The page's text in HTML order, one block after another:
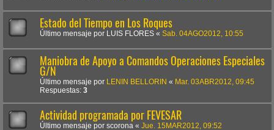
Estado del Tiempo en Los Roques
Último mensaje por LUIS FLORES « Sab. 04AGO2012, 10:55
Maniobra de Apoyo a Comandos Operaciones Especiales
G/N
Último mensaje por LENIN BELLORIN « Mar. 03ABR2012, 09:45
Respuestas: 3
Actividad programada por FEVESAR
Último mensaje por scorona « Jue. 15MAR2012, 09:52